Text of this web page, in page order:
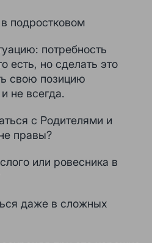
подростковом
потребность
есть, но сделать это
свою позицию
не всегда.
с Родителями и
правы?
или ровесника в
даже в сложных